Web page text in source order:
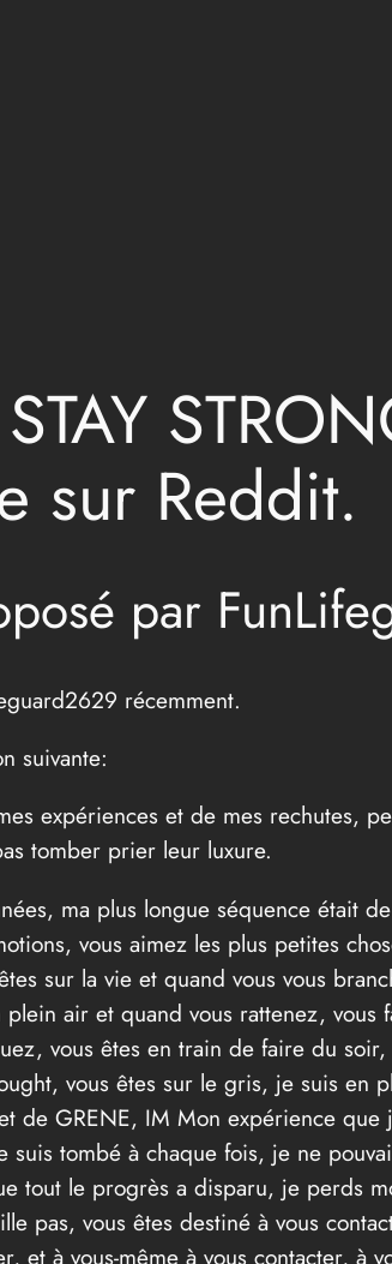
sur Reddit.
par
récemment.
suivante:
expériences et de mes rechutes,
tomber prier leur luxure.
ma plus longue séquence était
vous aimez les plus petites
sur la vie et quand vous vous
air et quand vous rattenez,
vous êtes en train de faire du
vous êtes sur le gris, je suis en
de GRENE, IM Mon expérience
tombé à chaque fois, je ne
tout le progrès a disparu, je perds
pas, vous êtes destiné à vous
et à vous-même à vous contacter, à